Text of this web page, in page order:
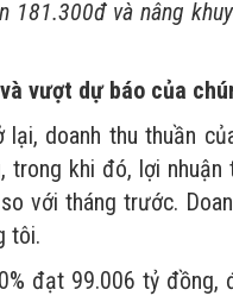
và nâng
vượt dự báo của
doanh thu thuần
khi đó, lợi
với tháng trước.
tôi.
đạt 99.006 tỷ đồng,